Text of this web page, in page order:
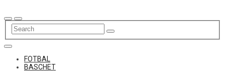
to
content
FOTBAL
BASCHET